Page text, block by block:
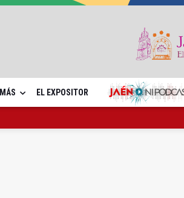
MÁS EL EXPOSITOR